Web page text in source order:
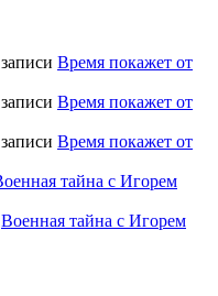
Время покажет от
Время покажет от
Время покажет от
тайна с Игорем
Военная тайна с Игорем